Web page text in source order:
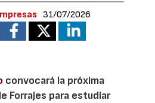
31/07/2026
convocará la próxima
Forrajes para estudiar